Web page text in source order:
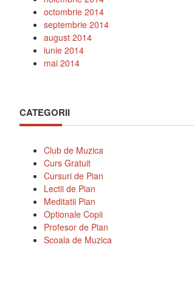
octombrie 2014
septembrie 2014
august 2014
iunie 2014
mai 2014
CATEGORII
Club de Muzica
Curs Gratuit
Cursuri de Pian
Lectii de Pian
Meditatii Pian
Optionale Copii
Profesor de Pian
Scoala de Muzica